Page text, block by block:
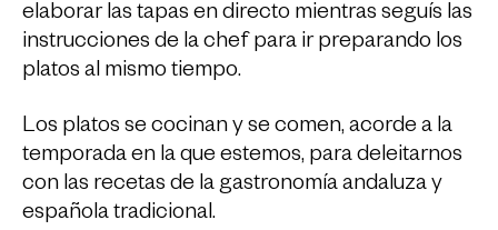
elaborar las tapas en directo mientras seguís las
instrucciones de la chef para ir preparando los
platos al mismo tiempo.
Los platos se cocinan y se comen, acorde a la
temporada en la que estemos, para deleitarnos
con las recetas de la gastronomía andaluza y
española tradicional.